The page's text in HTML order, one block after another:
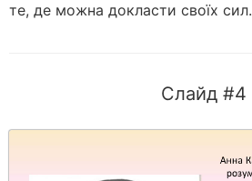
те, де можна докласти своїх сил.
Слайд #4